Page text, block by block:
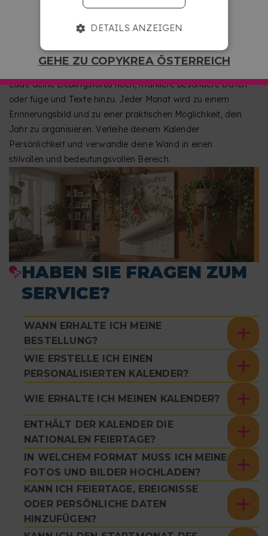
GEHE ZU COPYKREA ÖSTERREICH
GESTALTE JEDEN MONAT UND DEKORIERE DEINE
WAND MIT STIL
Lade deine Lieblingsfotos hoch, markiere besondere Daten
oder füge und Texte hinzu. Jeder Monat wird zu einem
Erinnerungsbild und zu einer praktischen Möglichkeit, dein
Jahr zu organisieren. Verleihe deinem Kalender
Persönlichkeit und verwandle deine Wand in einen
stilvollen und bedeutungsvollen Bereich.
HABEN SIE FRAGEN ZUM
SERVICE?
WANN ERHALTE ICH MEINE
BESTELLUNG?
WIE ERSTELLE ICH EINEN
PERSONALISIERTEN KALENDER?
WIE ERHALTE ICH MEINEN KALENDER?
ENTHÄLT DER KALENDER DIE
NATIONALEN FEIERTAGE?
IN WELCHEM FORMAT MUSS ICH MEINE
FOTOS UND BILDER HOCHLADEN?
KANN ICH FEIERTAGE, EREIGNISSE
ODER PERSÖNLICHE DATEN
HINZUFÜGEN?
DETAILS ANZEIGEN